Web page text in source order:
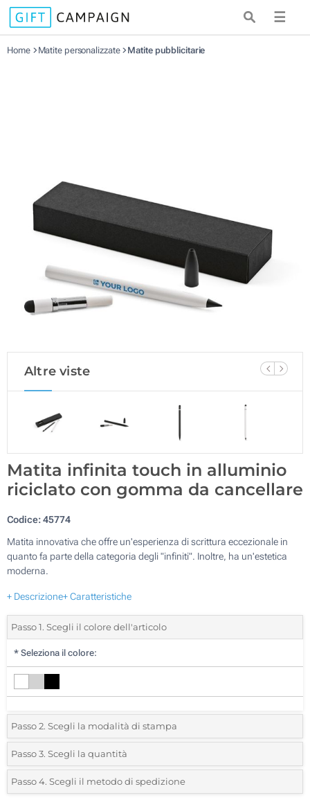
☰
Home Matite personalizzate Matite pubblicitarie
Altre viste
Matita infinita touch in alluminio
riciclato con gomma da cancellare
Codice:45774
Matita innovativa che offre un'esperienza di scrittura eccezionale in
quanto fa parte della categoria degli "infiniti". Inoltre, ha un'estetica
moderna.
+ Descrizione+ Caratteristiche
Passo 1. Scegli il colore dell'articolo
* Seleziona il colore:
Passo 2. Scegli la modalità di stampa
*Seleziona la posizione di stampa e il colore del vostro logo:
1 Colore (Sulla penna, accanto alla clip)
Passo 3. Scegli la quantità
*Quantità desiderata:
Passo 4. Scegli il metodo di spedizione